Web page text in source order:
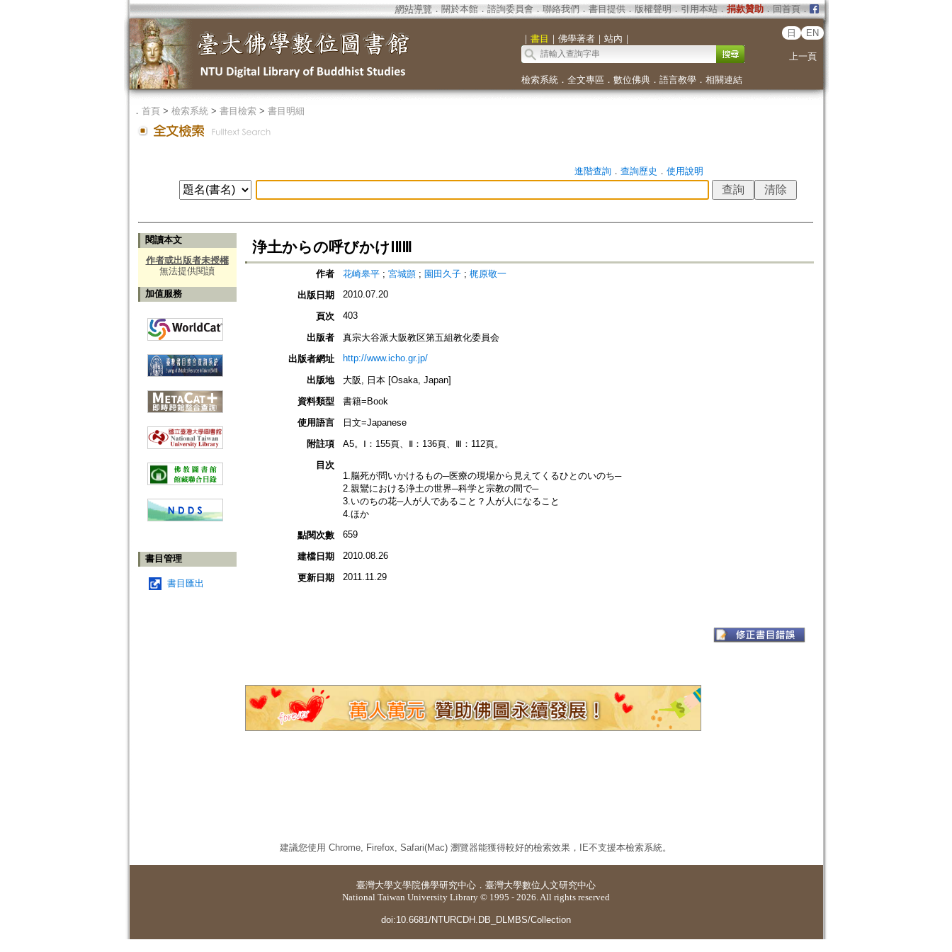
網站導覽 ． 關於本館． 諮詢委員會． 聯絡我們 ． 書目提供． 版權聲明 ． 引用本站． 捐款贊助．回首頁．
｜ 書目 ｜ 佛學著者｜ 站內 ｜
日 EN
上一頁
檢索系統． 全文專區 ． 數位佛典． 語言教學． 相關連結
． 首頁> 檢索系統> 書目檢索> 書目明細
進階查詢． 查詢歷史 ． 使用說明
閱讀本文
作者或出版者未授權
無法提供閱讀
加值服務
書目管理
書目匯出
浄土からの呼びかけⅠⅡⅢ
作者 花崎皋平; 宮城顗; 園田久子; 梶原敬一
出版日期
2010.07.20
頁次 403
出版者
真宗大谷派大阪教区第五組教化委員会
出版者網址
http://www.icho.gr.jp/
出版地
大阪, 日本 [Osaka, Japan]
資料類型
書籍=Book
使用語言
日文=Japanese
附註項
A5。Ⅰ：155頁、Ⅱ：136頁、Ⅲ：112頁。
目次
1.脳死が問いかけるもの─医療の現場から見えてくるひとのいのち─
2.親鸞における浄土の世界─科学と宗教の間で─
3.いのちの花─人が人であること？人が人になること
4.ほか
點閱次數
659
建檔日期 2010.08.26
更新日期 2011.11.29
建議您使用 Chrome, Firefox, Safari(Mac) 瀏覽器能獲得較好的檢索效果，IE不支援本檢索系統。
臺灣大學文學院佛學研究中心 ． 臺灣大學數位人文研究中心
National Taiwan University Library © 1995 - 2026. All rights reserved
doi:10.6681/NTURCDH.DB_DLMBS/Collection